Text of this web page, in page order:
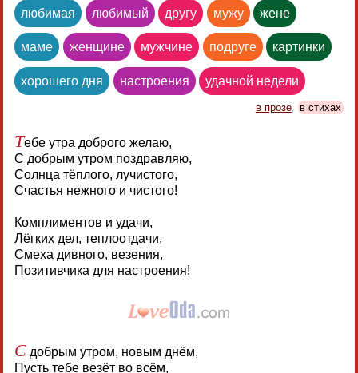
любимая любимый другу мужу жене
маме женщине мужчине подруге картинки
хорошего дня настроения удачной недели
в прозе, в стихах
Тебе утра доброго желаю,
С добрым утром поздравляю,
Солнца тёплого, лучистого,
Счастья нежного и чистого!
Комплиментов и удачи,
Лёгких дел, теплоотдачи,
Смеха дивного, везения,
Позитивчика для настроения!
Сдобрым утром, новым днём,
Пусть тебе везёт во всём,